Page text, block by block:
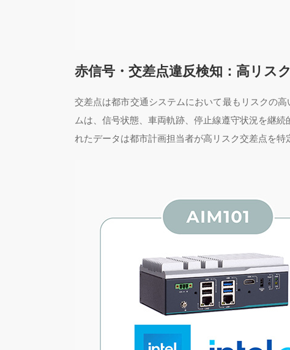
赤信号・交差点違反検知：高リス
交差点は都市交通システムにおいて最もリスクの
ムは、信号状態、車両軌跡、停止線遵守状況を継
れたデータは都市計画担当者が高リスク交差点を